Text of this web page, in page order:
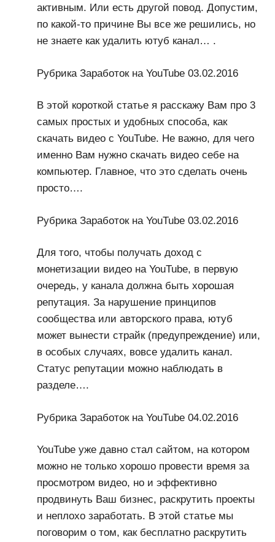
активным. Или есть другой повод. Допустим,
по какой-то причине Вы все же решились, но
не знаете как удалить ютуб канал… .
Рубрика Заработок на YouTube 03.02.2016
В этой короткой статье я расскажу Вам про 3
самых простых и удобных способа, как
скачать видео с YouTube. Не важно, для чего
именно Вам нужно скачать видео себе на
компьютер. Главное, что это сделать очень
просто….
Рубрика Заработок на YouTube 03.02.2016
Для того, чтобы получать доход с
монетизации видео на YouTube, в первую
очередь, у канала должна быть хорошая
репутация. За нарушение принципов
сообщества или авторского права, ютуб
может вынести страйк (предупреждение) или,
в особых случаях, вовсе удалить канал.
Статус репутации можно наблюдать в
разделе….
Рубрика Заработок на YouTube 04.02.2016
YouTube уже давно стал сайтом, на котором
можно не только хорошо провести время за
просмотром видео, но и эффективно
продвинуть Ваш бизнес, раскрутить проекты
и неплохо заработать. В этой статье мы
поговорим о том, как бесплатно раскрутить